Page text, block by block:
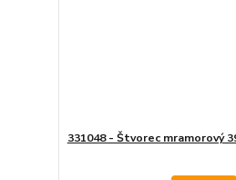
331048 - Štvorec mramorový